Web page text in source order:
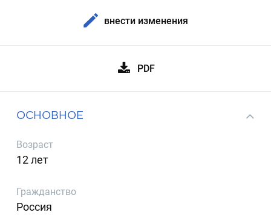
внести изменения
PDF
ОСНОВНОЕ
Возраст
12 лет
Гражданство
Россия